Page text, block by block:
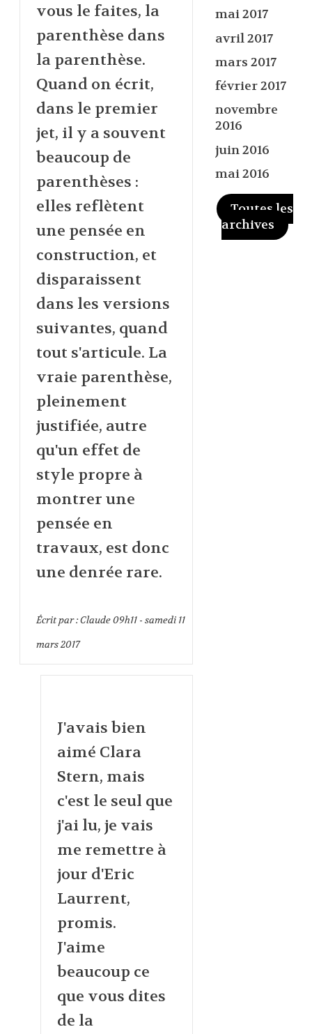
vous le faites, la
parenthèse dans
la parenthèse.
Quand on écrit,
dans le premier
jet, il y a souvent
beaucoup de
parenthèses :
elles reflètent
une pensée en
construction, et
disparaissent
dans les versions
suivantes, quand
tout s'articule. La
vraie parenthèse,
pleinement
justifiée, autre
qu'un effet de
style propre à
montrer une
pensée en
travaux, est donc
une denrée rare.
Écrit par :Claude09h11- samedi 11
mars 2017
J'avais bien
aimé Clara
Stern, mais
c'est le seul que
j'ai lu, je vais
me remettre à
jour d'Eric
Laurrent,
promis.
J'aime
beaucoup ce
que vous dites
de la
mai 2017
avril 2017
mars 2017
février 2017
novembre
2016
juin 2016
mai 2016
Toutes les
archives